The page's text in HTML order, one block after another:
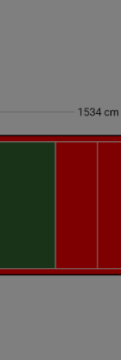
Cena nie
płatności